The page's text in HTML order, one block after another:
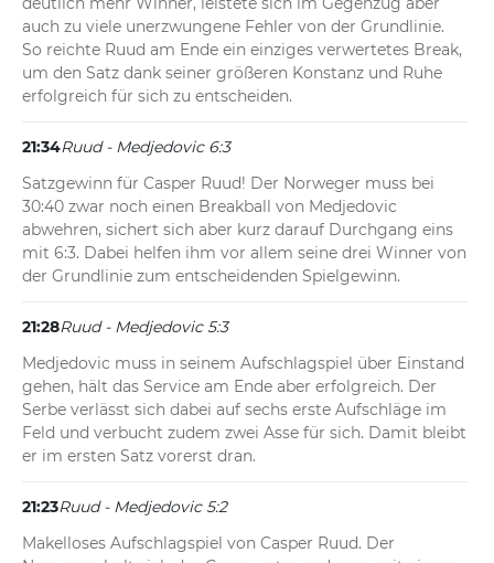
auch zu viele unerzwungene Fehler von der Grundlinie.
So reichte Ruud am Ende ein einziges verwertetes Break,
um den Satz dank seiner größeren Konstanz und Ruhe
erfolgreich für sich zu entscheiden.
21:34Ruud - Medjedovic 6:3
Satzgewinn für Casper Ruud! Der Norweger muss bei
30:40 zwar noch einen Breakball von Medjedovic
abwehren, sichert sich aber kurz darauf Durchgang eins
mit 6:3. Dabei helfen ihm vor allem seine drei Winner von
der Grundlinie zum entscheidenden Spielgewinn.
21:28Ruud - Medjedovic 5:3
Medjedovic muss in seinem Aufschlagspiel über Einstand
gehen, hält das Service am Ende aber erfolgreich. Der
Serbe verlässt sich dabei auf sechs erste Aufschläge im
Feld und verbucht zudem zwei Asse für sich. Damit bleibt
er im ersten Satz vorerst dran.
21:23Ruud - Medjedovic 5:2
Makelloses Aufschlagspiel von Casper Ruud. Der